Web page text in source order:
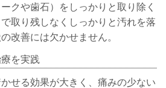
クや歯石）をしっかりと取り除く
取り残しなくしっかりと汚れを落
改善には欠かせません。
を実践
せる効果が大きく、痛みの少ない